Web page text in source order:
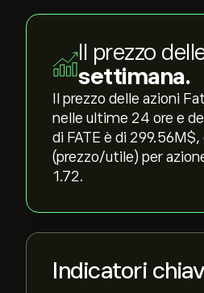
Il prezzo
settimana.
Il prezzo delle azioni
nelle ultime 24 ore e
di FATE è di
(prezzo/utile) per
1.72.
Indicatori